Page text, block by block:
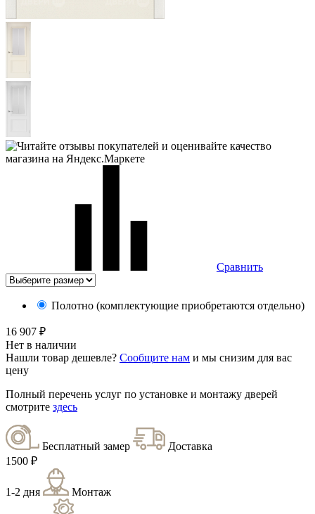
Сравнить
Полотно (комплектующие приобретаются отдельно)
16 907 ₽
Нет в наличии
Нашли товар дешевле? Сообщите нам и мы снизим для вас
цену
Полный перечень услуг по установке и монтажу дверей
смотрите здесь
Бесплатный замер
Доставка
1500 ₽
1-2 дня Монтаж